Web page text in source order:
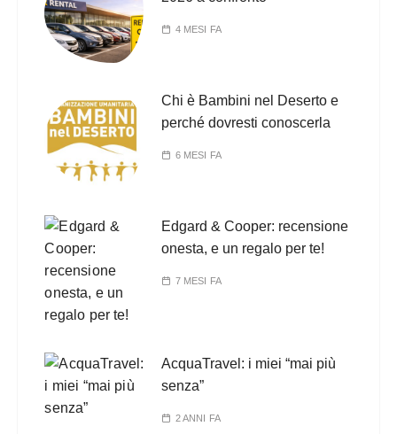
4 MESI FA
Chi è Bambini nel Deserto e
perché dovresti conoscerla
6 MESI FA
Edgard & Cooper: recensione
onesta, e un regalo per te!
7 MESI FA
AcquaTravel: i miei “mai più
senza”
2 ANNI FA